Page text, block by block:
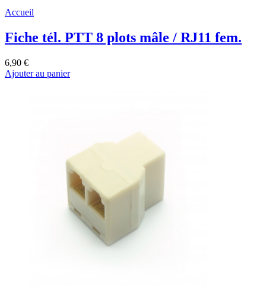
Accueil
Fiche tél. PTT 8 plots mâle / RJ11 fem.
6,90 €
Ajouter au panier